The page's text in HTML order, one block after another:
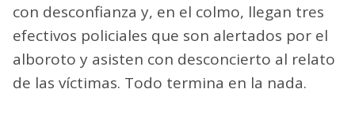
con desconfianza y, en el colmo, llegan tres
efectivos policiales que son alertados por el
alboroto y asisten con desconcierto al relato
de las víctimas. Todo termina en la nada.